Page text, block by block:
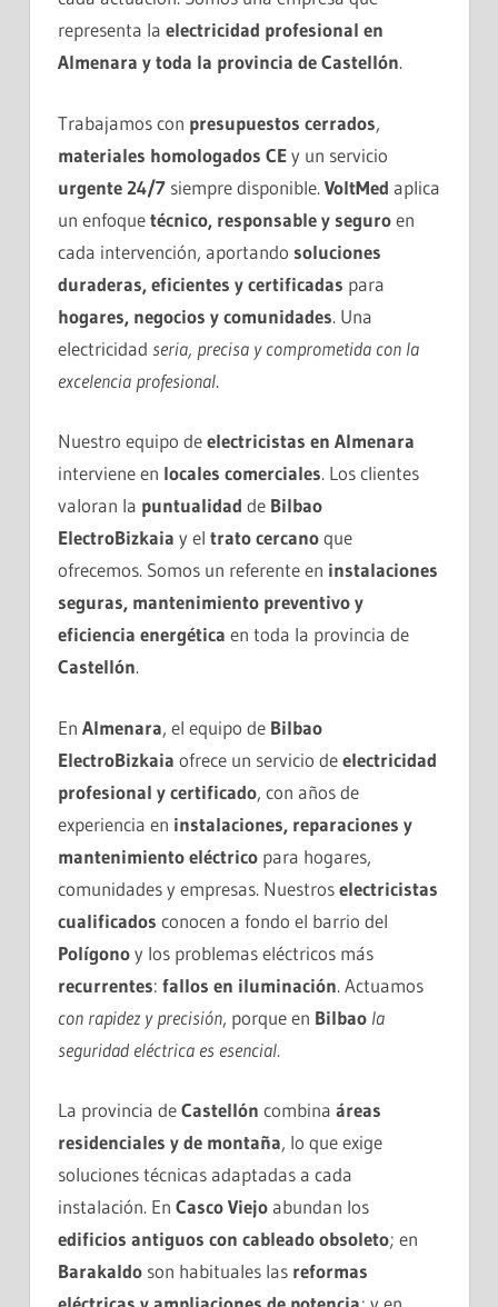
representa la electricidad profesional en
Almenara y toda la provincia de Castellón.
Trabajamos con presupuestos cerrados,
materiales homologados CEy un servicio
urgente 24/7 siempre disponible.VoltMed aplica
un enfoquetécnico, responsable y seguroen
cada intervención, aportando soluciones
duraderas, eficientes y certificadas para
hogares, negocios y comunidades. Una
electricidad seria, precisa y comprometida con la
excelencia profesional.
Nuestro equipo deelectricistas en Almenara
interviene en locales comerciales. Los clientes
valoran la puntualidad de Bilbao
ElectroBizkaia y el trato cercanoque
ofrecemos. Somos un referente en instalaciones
seguras, mantenimiento preventivo y
eficiencia energética en toda la provincia de
Castellón.
En Almenara, el equipo de Bilbao
ElectroBizkaia ofrece un servicio deelectricidad
profesional y certificado, con años de
experiencia en instalaciones, reparaciones y
mantenimiento eléctrico para hogares,
comunidades y empresas. Nuestroselectricistas
cualificados conocen a fondo el barrio del
Polígonoy los problemas eléctricos más
recurrentes: fallos en iluminación. Actuamos
con rapidez y precisión, porque en Bilbao la
seguridad eléctrica es esencial.
La provincia deCastellón combina áreas
residenciales y de montaña, lo que exige
soluciones técnicas adaptadas a cada
instalación. En Casco Viejoabundan los
edificios antiguos con cableado obsoleto; en
Barakaldo son habituales las reformas